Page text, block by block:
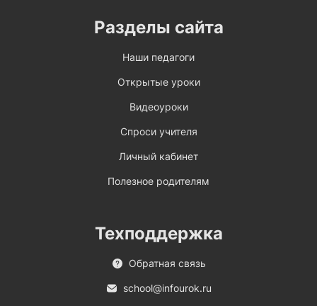
Разделы сайта
Наши педагоги
Открытые уроки
Видеоуроки
Спроси учителя
Личный кабинет
Полезное родителям
Техподдержка
Обратная связь
school@infourok.ru